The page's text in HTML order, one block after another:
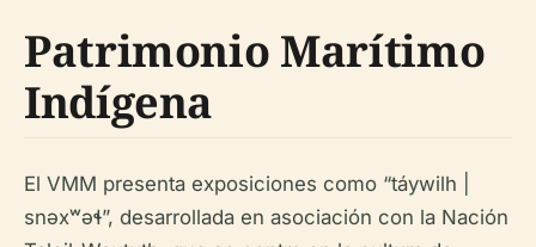
Patrimonio Marítimo
Indígena
El VMM presenta exposiciones como “táywilh |
snəxʷəɬ”, desarrollada en asociación con la Nación